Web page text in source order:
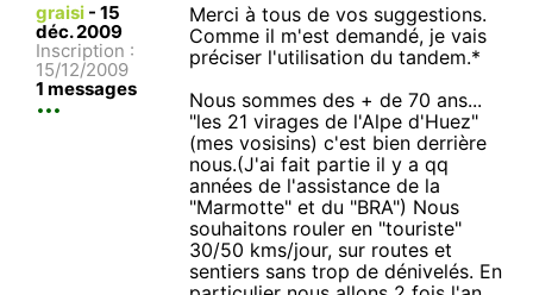
graisi - 15
déc. 2009
Inscription :
15/12/2009
1 messages
Merci à tous de vos suggestions.
Comme il m'est demandé, je vais
préciser l'utilisation du tandem.*
Nous sommes des + de 70 ans...
"les 21 virages de l'Alpe d'Huez"
(mes vosisins) c'est bien derrière
nous.(J'ai fait partie il y a qq
années de l'assistance de la
"Marmotte" et du "BRA") Nous
souhaitons rouler en "touriste"
30/50 kms/jour, sur routes et
sentiers sans trop de dénivelés. En